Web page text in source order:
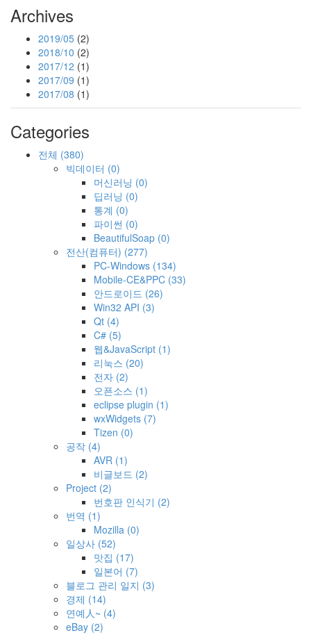
Archives
2019/05 (2)
2018/10 (2)
2017/12 (1)
2017/09 (1)
2017/08 (1)
Categories
전체 (380)
빅데이터 (0)
머신러닝 (0)
딥러닝 (0)
통계 (0)
파이썬 (0)
BeautifulSoap (0)
전산(컴퓨터) (277)
PC-Windows (134)
Mobile-CE&PPC (33)
안드로이드 (26)
Win32 API (3)
Qt (4)
C# (5)
웹&JavaScript (1)
리눅스 (20)
전자 (2)
오픈소스 (1)
eclipse plugin (1)
wxWidgets (7)
Tizen (0)
공작 (4)
AVR (1)
비글보드 (2)
Project (2)
번호판 인식기 (2)
번역 (1)
Mozilla (0)
일상사 (52)
맛집 (17)
일본어 (7)
블로그 관리 일지 (3)
경제 (14)
연예人~ (4)
eBay (2)